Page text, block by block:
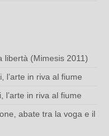
libertà (Mimesis 2011)
l’arte in riva al fiume
l’arte in riva al fiume
abate tra la voga e il